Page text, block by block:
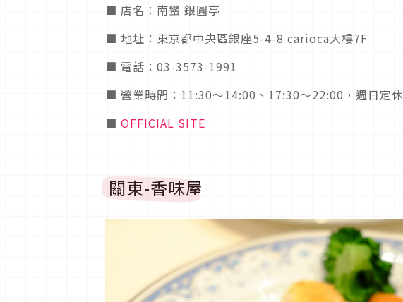
■ 店名：南蠻 銀圓亭
■ 地址：東京都中央區銀座5-4-8 carioca大樓7F
■ 電話：03-3573-1991
■ 營業時間：11:30～14:00、17:30～22:00，週日定休
■ OFFICIAL SITE
關東-香味屋